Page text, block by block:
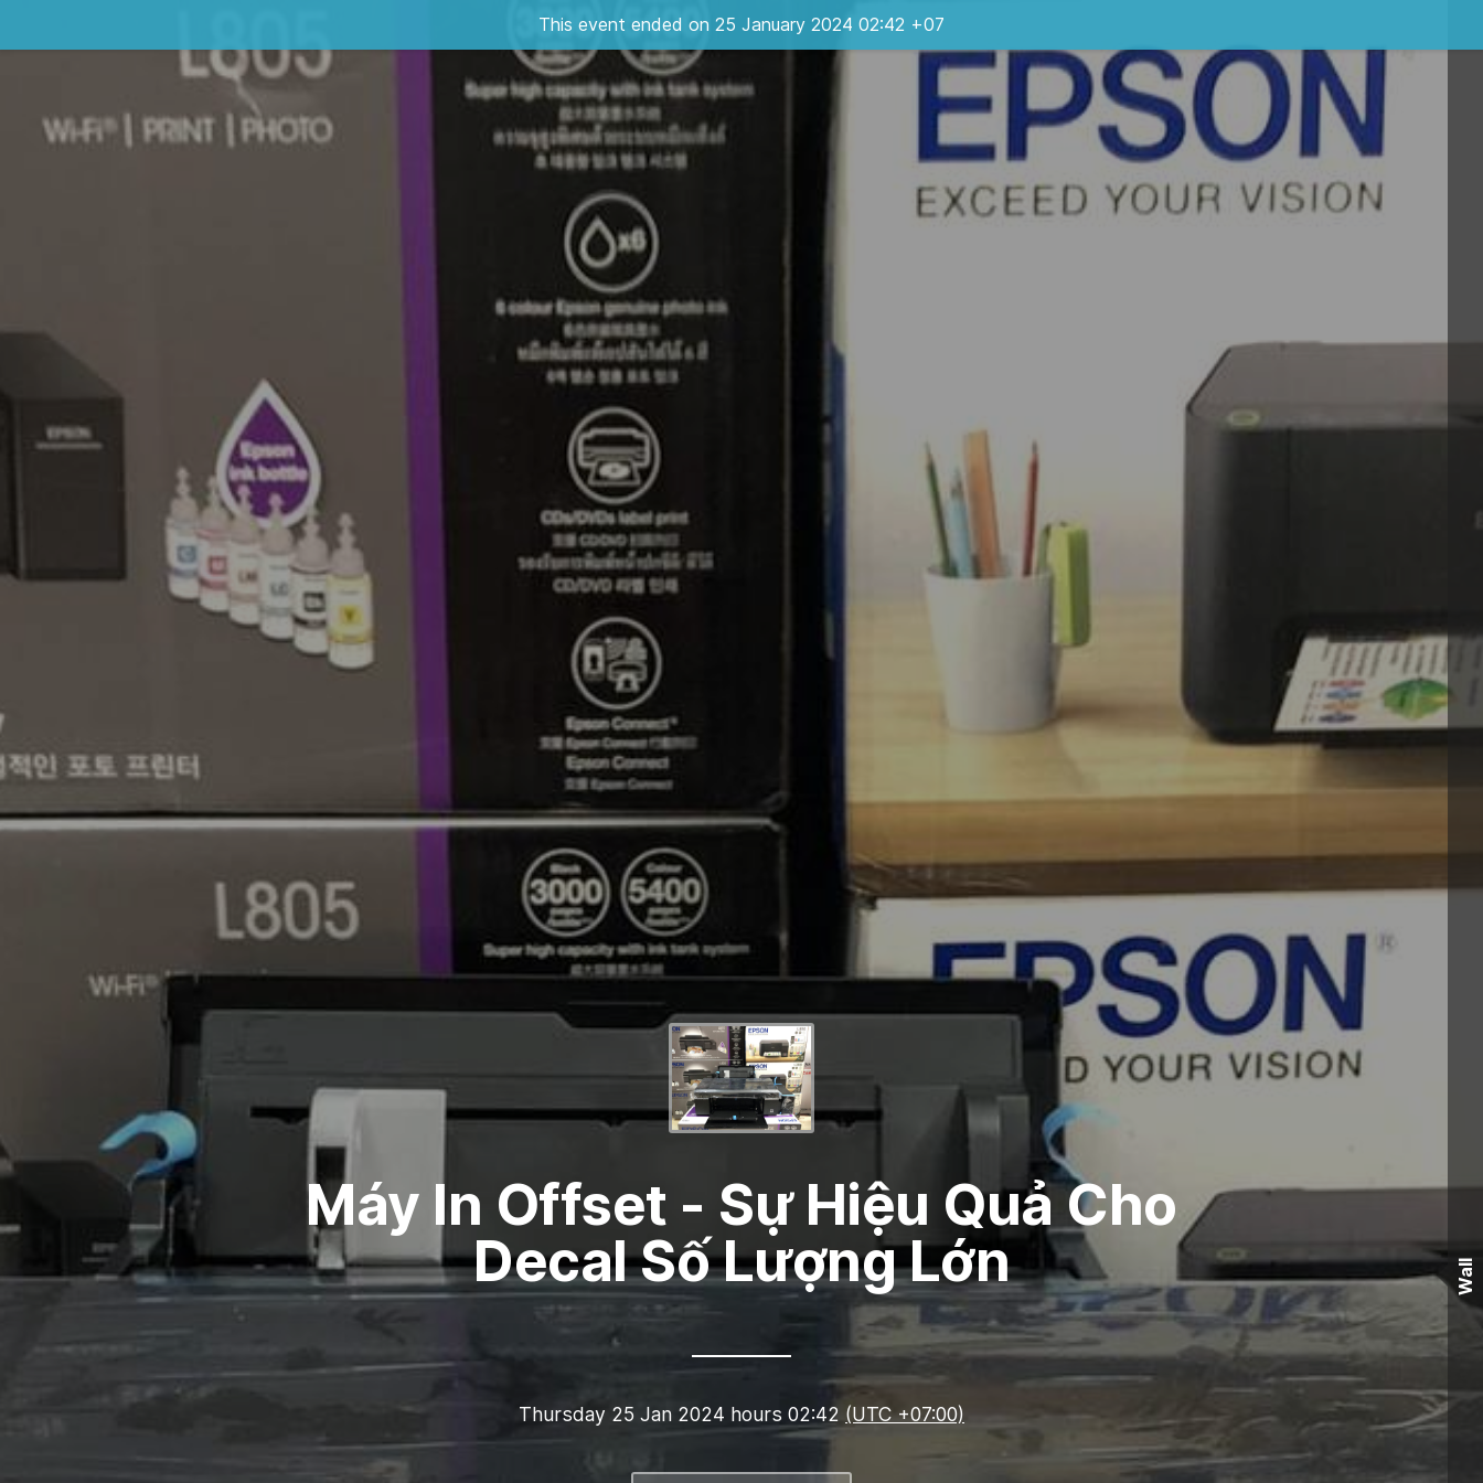
This event ended on 25 January 2024 02:42 +07
Máy In Offset - Sự Hiệu Quả Cho
Decal Số Lượng Lớn
Thursday 25 Jan 2024 hours 02:42 (UTC +07:00)
Wall